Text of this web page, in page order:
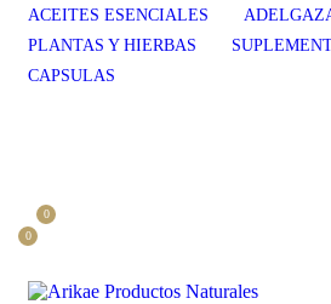
ACEITES ESENCIALES
PLANTAS Y HIERBAS
CAPSULAS
0
0